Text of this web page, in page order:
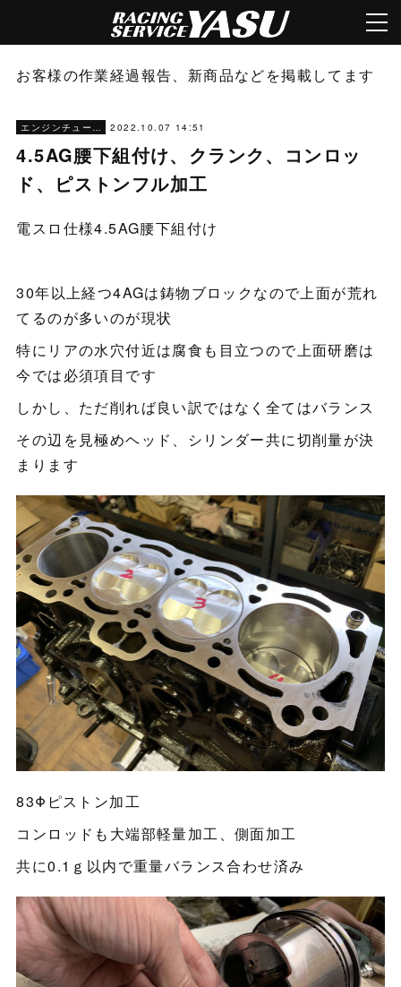
お客様の作業経過報告、新商品などを掲載してます
エンジンチューニング 2022.10.07 14:51
4.5AG腰下組付け、クランク、コンロッ
ド、ピストンフル加工
電スロ仕様4.5AG腰下組付け
30年以上経つ4AGは鋳物ブロックなので上面が荒れ
てるのが多いのが現状
特にリアの水穴付近は腐食も目立つので上面研磨は
今では必須項目です
しかし、ただ削れば良い訳ではなく全てはバランス
その辺を見極めヘッド、シリンダー共に切削量が決
まります
83Φピストン加工
コンロッドも大端部軽量加工、側面加工
共に0.1ｇ以内で重量バランス合わせ済み